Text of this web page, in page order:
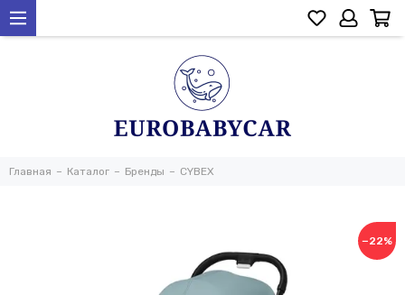
Главная Каталог Бренды CYBEX
−22%